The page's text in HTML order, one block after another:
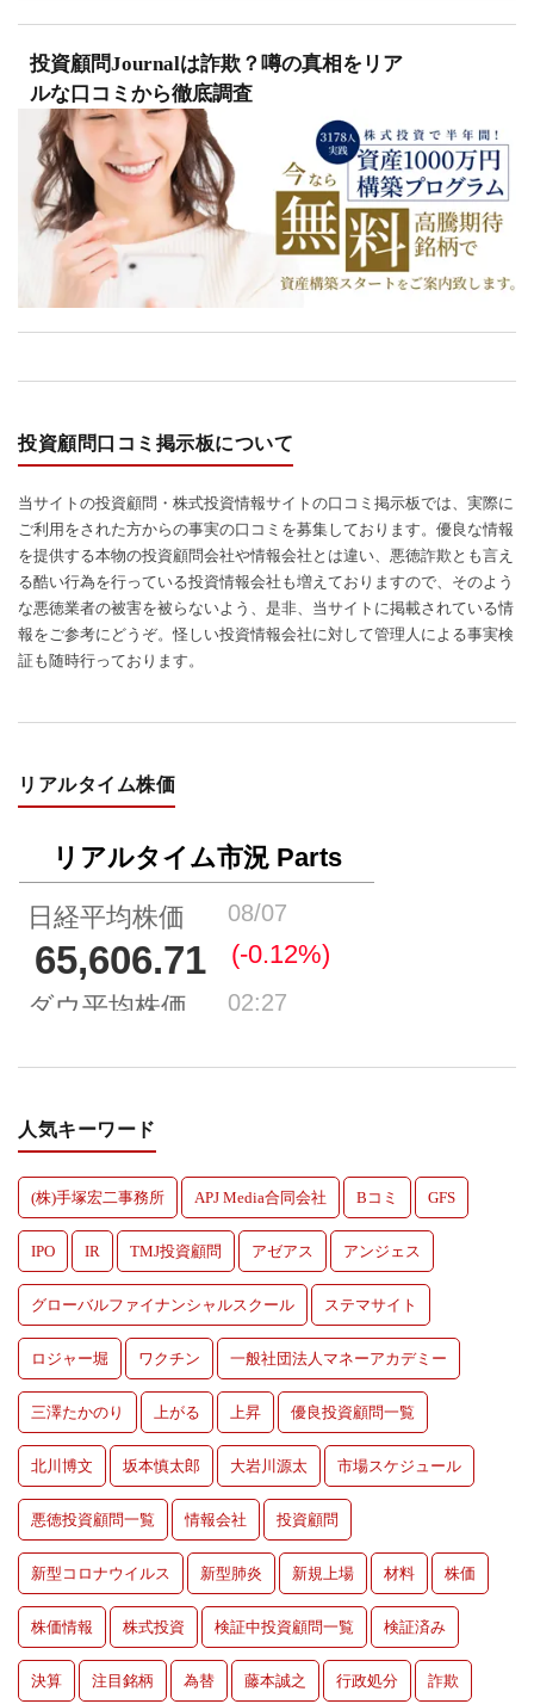
投資顧問Journalは詐欺？噂の真相をリア
ルな口コミから徹底調査
投資顧問口コミ掲示板について
当サイトの投資顧問・株式投資情報サイトの口コミ掲示板では、実際に
ご利用をされた方からの事実の口コミを募集しております。優良な情報
を提供する本物の投資顧問会社や情報会社とは違い、悪徳詐欺とも言え
る酷い行為を行っている投資情報会社も増えておりますので、そのよう
な悪徳業者の被害を被らないよう、是非、当サイトに掲載されている情
報をご参考にどうぞ。怪しい投資情報会社に対して管理人による事実検
証も随時行っております。
リアルタイム株価
人気キーワード
(株)手塚宏二事務所 APJ Media合同会社 Bコミ GFS
IPO IR TMJ投資顧問 アゼアス アンジェス
グローバルファイナンシャルスクール ステマサイト
ロジャー堀 ワクチン 一般社団法人マネーアカデミー
三澤たかのり 上がる 上昇 優良投資顧問一覧
北川博文 坂本慎太郎 大岩川源太 市場スケジュール
悪徳投資顧問一覧 情報会社 投資顧問
新型コロナウイルス 新型肺炎 新規上場 材料 株価
株価情報 株式投資 検証中投資顧問一覧 検証済み
決算 注目銘柄 為替 藤本誠之 行政処分 詐欺